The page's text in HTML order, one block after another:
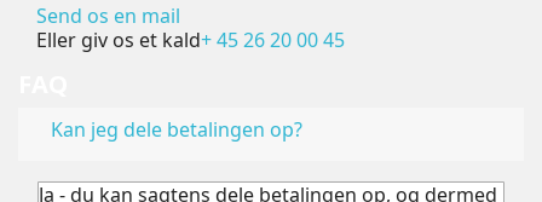
Send os en mail
Eller giv os et kald+ 45 26 20 00 45
Kan jeg dele betalingen op?
Ja - du kan sagtens dele betalingen op, og dermed